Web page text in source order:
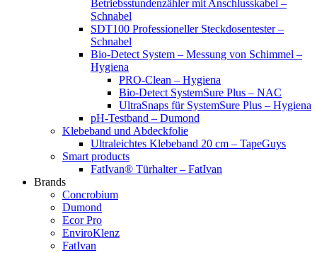
Betriebsstundenzähler mit Anschlusskabel –
Schnabel
SDT100 Professioneller Steckdosentester –
Schnabel
Bio-Detect System – Messung von Schimmel –
Hygiena
PRO-Clean – Hygiena
Bio-Detect SystemSure Plus – NAC
UltraSnaps für SystemSure Plus – Hygiena
pH-Testband – Dumond
Klebeband und Abdeckfolie
Ultraleichtes Klebeband 20 cm – TapeGuys
Smart products
FatIvan® Türhalter – FatIvan
Brands
Concrobium
Dumond
Ecor Pro
EnviroKlenz
FatIvan